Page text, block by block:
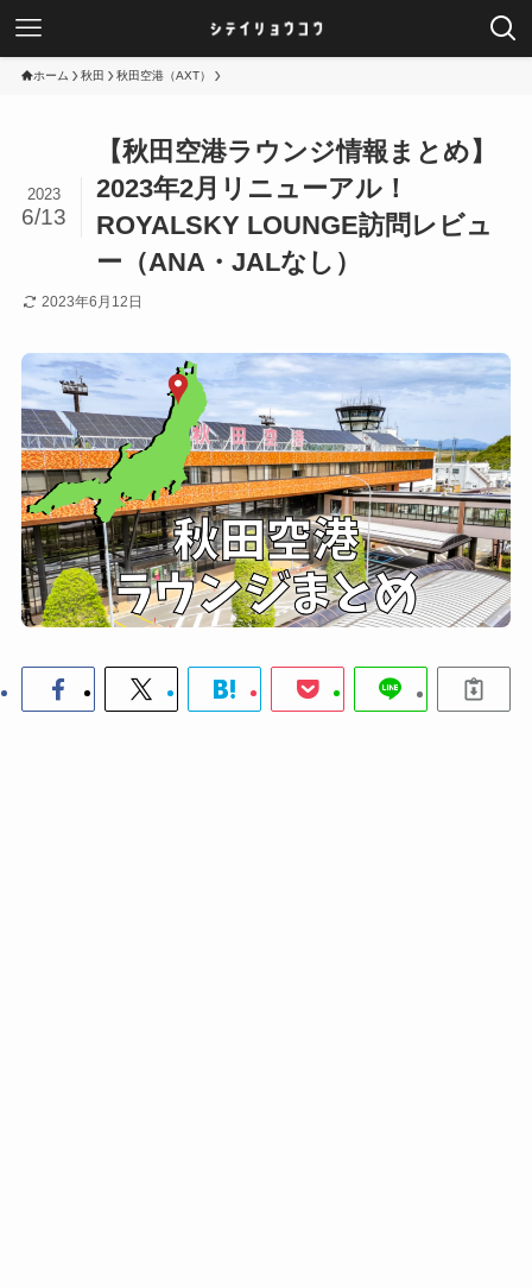
ホーム 秋田 秋田空港（AXT）
【秋田空港ラウンジ情報まとめ】
2023年2月リニューアル！
ROYALSKY LOUNGE訪問レビュ
ー（ANA・JALなし）
2023
6/13
2023年6月12日